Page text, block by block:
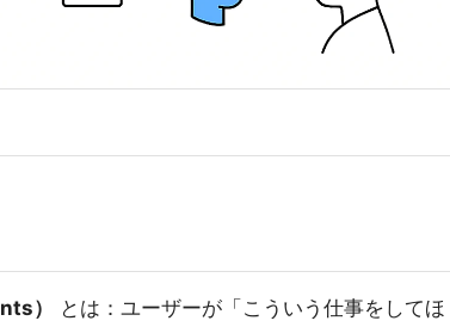
）
とは：ユーザーが「こういう仕事をしてほ